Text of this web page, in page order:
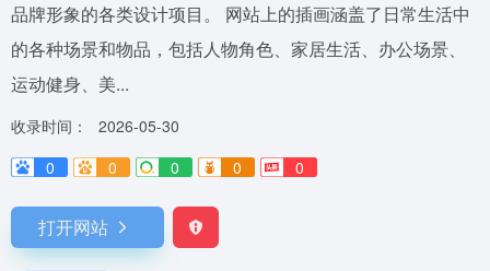
品牌形象的各类设计项目。 网站上的插画涵盖了日常生活中
的各种场景和物品，包括人物角色、家居生活、办公场景、
运动健身、美...
收录时间：
2026-05-30
0
0 0 0 0
打开网站